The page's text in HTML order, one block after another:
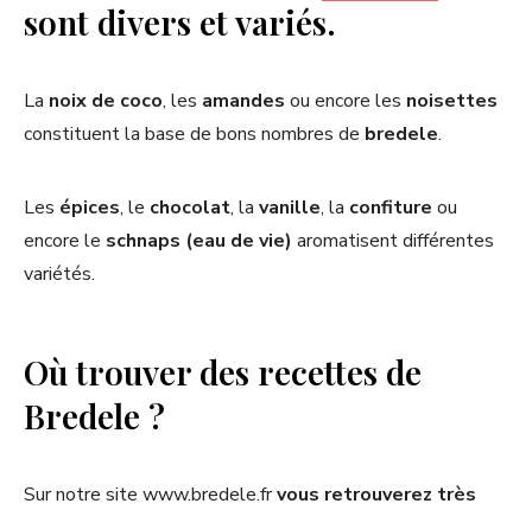
sont divers et variés.
La noix de coco, les amandes ou encore les noisettes
constituent la base de bons nombres de bredele.
Les épices, le chocolat, la vanille, la confiture ou
encore le schnaps (eau de vie) aromatisent différentes
variétés.
Où trouver des recettes de
Bredele ?
Sur notre site www.bredele.frvous retrouverez très